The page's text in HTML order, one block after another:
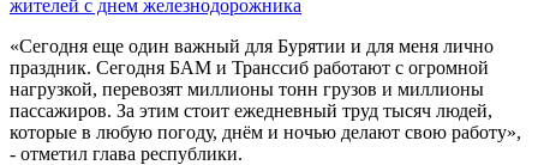
жителей с днем железнодорожника
«Сегодня еще один важный для Бурятии и для меня лично
праздник. Сегодня БАМ и Транссиб работают с огромной
нагрузкой, перевозят миллионы тонн грузов и миллионы
пассажиров. За этим стоит ежедневный труд тысяч людей,
которые в любую погоду, днём и ночью делают свою работу»,
- отметил глава республики.